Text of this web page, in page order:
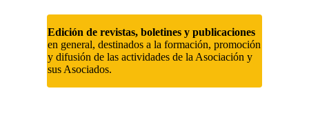
Edición de revistas, boletines y publicaciones
en general, destinados a la formación, promoción
y difusión de las actividades de la Asociación y
sus Asociados.